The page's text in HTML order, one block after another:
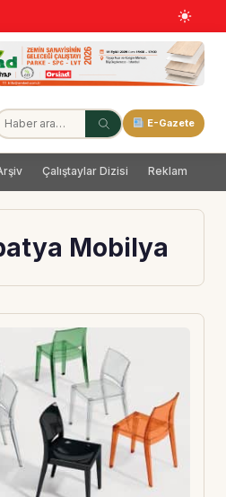
E-Gazete
Çalıştaylar Dizisi Reklam
Mobilya